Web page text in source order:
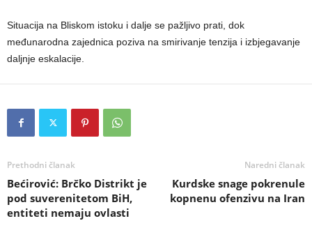
Situacija na Bliskom istoku i dalje se pažljivo prati, dok
međunarodna zajednica poziva na smirivanje tenzija i izbjegavanje
daljnje eskalacije.
Prethodni članak
Bećirović: Brčko Distrikt je
pod suverenitetom BiH,
entiteti nemaju ovlasti
Naredni članak
Kurdske snage pokrenule
kopnenu ofenzivu na Iran